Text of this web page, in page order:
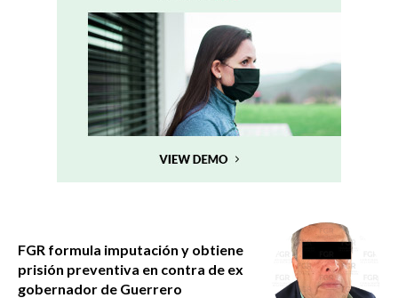
FGR formula imputación y obtiene
prisión preventiva en contra de ex
gobernador de Guerrero